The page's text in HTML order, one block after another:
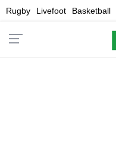
Rugby Livefoot Basketball